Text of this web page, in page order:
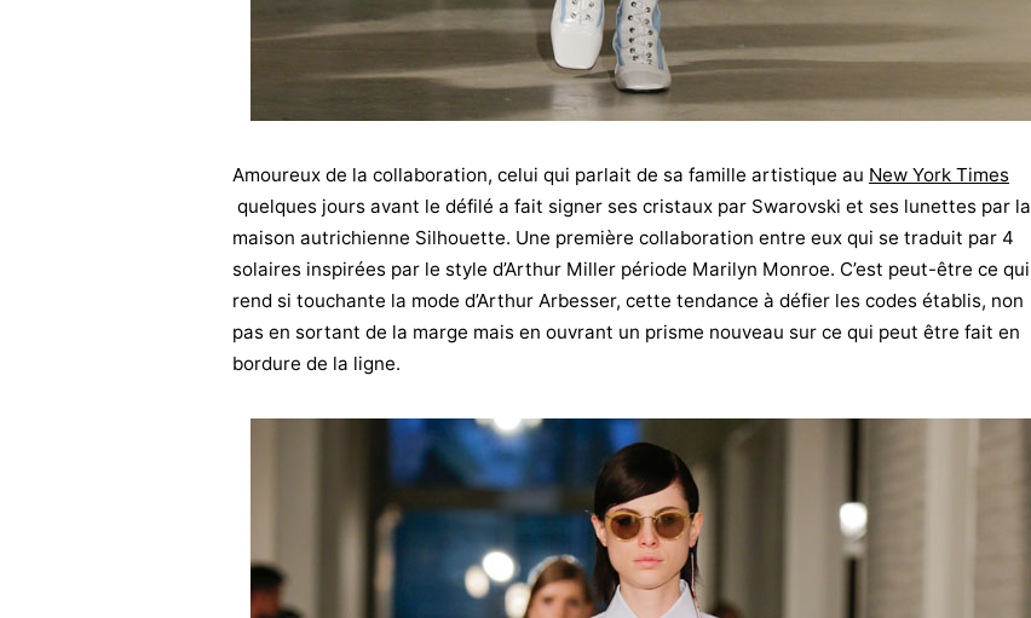
Amoureux de la collaboration, celui qui parlait de sa famille artistique au New York Times
quelques jours avant le défilé a fait signer ses cristaux par Swarovski et ses lunettes par la
maison autrichienne Silhouette. Une première collaboration entre eux qui se traduit par 4
solaires inspirées par le style d’Arthur Miller période Marilyn Monroe. C’est peut-être ce qui
rend si touchante la mode d’Arthur Arbesser, cette tendance à défier les codes établis, non
pas en sortant de la marge mais en ouvrant un prisme nouveau sur ce qui peut être fait en
bordure de la ligne.